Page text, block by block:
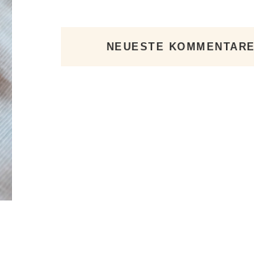
NEUESTE KOMMENTARE